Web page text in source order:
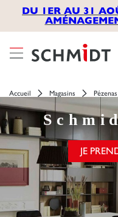
DU 1ER AU 31
Accueil Magasins Pézenas
JE